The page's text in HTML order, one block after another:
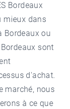
Bordeaux
mieux dans
Bordeaux ou
sont
d'achat.
marché, nous
à ce que